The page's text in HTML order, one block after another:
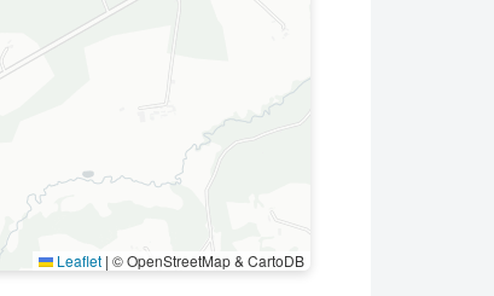
Leaflet | © OpenStreetMap & CartoDB